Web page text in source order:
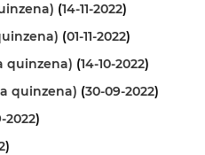
(14-11-2022)
(01-11-2022)
quinzena) (14-10-2022)
quinzena) (30-09-2022)
2022)
)